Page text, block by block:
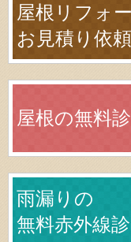
屋根リフォ
お見積り依頼
屋根の無料
雨漏りの
無料赤外線